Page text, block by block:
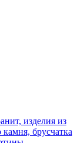
изделия из
брусчатка